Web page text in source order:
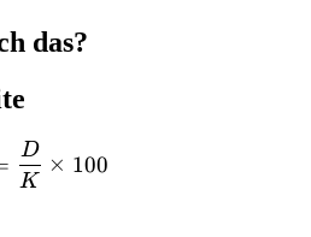
das?
r = \frac{D}{K} \times
K
D
× 100